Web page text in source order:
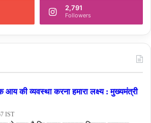
2,791
Followers